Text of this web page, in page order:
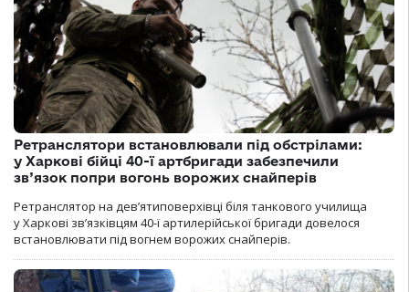
Ретранслятори встановлювали під обстрілами:
у Харкові бійці 40-ї артбригади забезпечили
зв’язок попри вогонь ворожих снайперів
Ретранслятор на дев’ятиповерхівці біля танкового училища
у Харкові зв’язківцям 40-ї артилерійської бригади довелося
встановлювати під вогнем ворожих снайперів.